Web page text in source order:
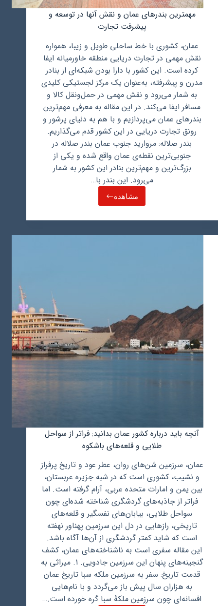
مهمترین بندرهای عمان و نقش آنها در توسعه و
پیشرفت تجارت
عمان، کشوری با خط ساحلی طویل و زیبا، همواره
نقش مهمی در تجارت دریایی منطقه خاورمیانه ایفا
کرده است. این کشور با دارا بودن شبکه‌ای از بنادر
مدرن و پیشرفته، به‌عنوان یک مرکز لجستیکی کلیدی
به شمار می‌رود و نقش مهمی در حمل‌ونقل کالا و
مسافر ایفا می‌کند. در این مقاله به معرفی مهم‌ترین
بندرهای عمان می‌پردازیم و با هم به دنیای پرشور و
رونق تجارت دریایی در این کشور قدم می‌گذاریم.
بندر صلاله: مروارید جنوب عمان بندر صلاله در
جنوبی‌ترین نقطه‌ی عمان واقع شده و یکی از
بزرگ‌ترین و مهم‌ترین بنادر این کشور به شمار
می‌رود. این بندر با…
مشاهدهمهمترین
عمان
نقش
آنچه باید درباره کشور عمان بدانید: فراتر از سواحل
طلایی و قلعه‌های باشکوه
عمان، سرزمین شن‌های روان، عطر عود و تاریخ پرفراز
و نشیب، کشوری است که در شبه جزیره عربستان،
بین یمن و امارات متحده عربی، آرام گرفته است. اما
فراتر از جاذبه‌های گردشگری شناخته شده‌ای چون
سواحل طلایی، بیابان‌های نفسگیر و قلعه‌های
تاریخی، رازهایی در دل این سرزمین پهناور نهفته
است که شاید کمتر گردشگری از آن‌ها آگاه باشد.
این مقاله سفری است به ناشناخته‌های عمان، کشف
گنجینه‌های پنهان این سرزمین جادویی. 1. میراثی به
قدمت تاریخ: سفر به سرزمین ملکه سبا تاریخ عمان
به هزاران سال پیش باز می‌گردد و با نام‌هایی
افسانه‌ای چون سرزمین ملکۀ سبا گره خورده است.…